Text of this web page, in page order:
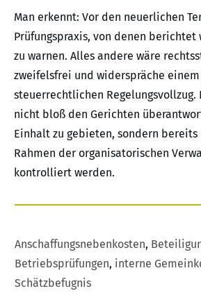
Man erkennt: Vor den neuerlichen
Prüfungspraxis, von denen
zu warnen. Alles andere wäre
zweifelsfrei und widerspräche
steuerrechtlichen Regelungsvollzug.
nicht bloß den Gerichten
Einhalt zu gebieten, sondern
Rahmen der organisatorischen
kontrolliert werden.
Anschaffungsnebenkosten,
Betriebsprüfungen, interne
Schätzbefugnis